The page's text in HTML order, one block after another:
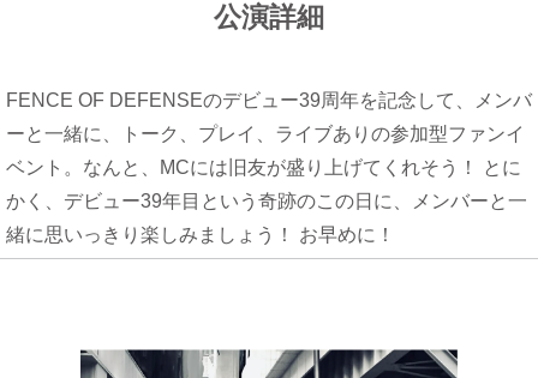
公演詳細
FENCE OF DEFENSEのデビュー39周年を記念して、メンバ
ーと一緒に、トーク、プレイ、ライブありの参加型ファンイ
ベント。なんと、MCには旧友が盛り上げてくれそう！ とに
かく、デビュー39年目という奇跡のこの日に、メンバーと一
緒に思いっきり楽しみましょう！ お早めに！